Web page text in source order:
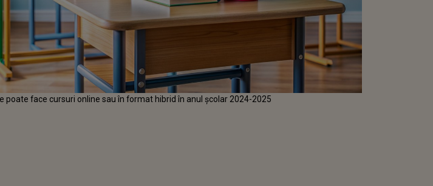
poate face cursuri online sau în format hibrid în anul școlar 2024-2025